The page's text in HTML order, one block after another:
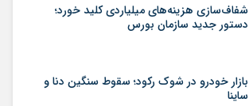
شفاف‌سازی هزینه‌های میلیاردی کلید خورد؛
دستور جدید سازمان بورس
بازار خودرو در شوک رکود؛ سقوط سنگین دنا و
ساینا